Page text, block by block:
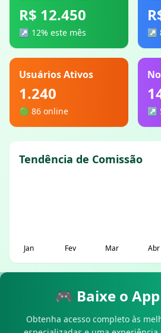
R$ 12.450
↗ 12% este mês ↗
Usuários Ativos
1.240
🟢 86 online ↗
Tendência de Comissão
Jan Fev Mar Abr
🎮 Baixe o
Obtenha acesso completo às